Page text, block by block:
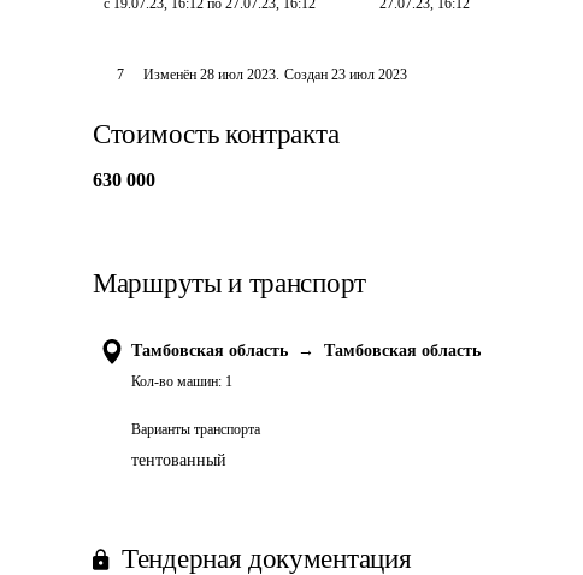
с 19.07.23, 16:12 по 27.07.23, 16:12
27.07.23, 16:12
7 Изменён 28 июл 2023. Создан 23 июл 2023
Стоимость контракта
630 000
Маршруты и транспорт
Тамбовская область → Тамбовская область
Кол-во машин: 1
Варианты транспорта
тентованный
Тендерная документация